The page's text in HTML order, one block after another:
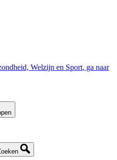
Welzijn en Sport, ga naar